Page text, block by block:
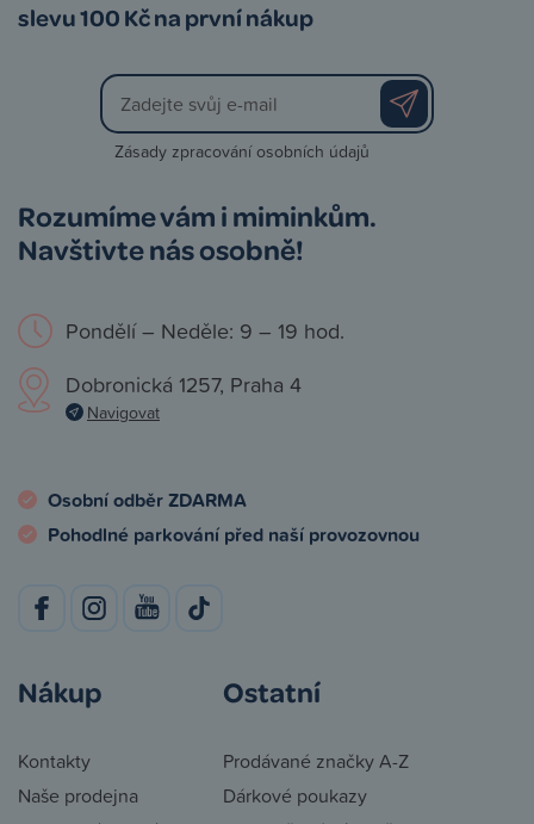
slevu 100 Kč na první nákup
Zásady zpracování osobních údajů
Rozumíme vám i miminkům.
Navštivte nás osobně!
Pondělí – Neděle: 9 – 19 hod.
Dobronická 1257, Praha 4
Navigovat
Osobní odběr ZDARMA
Pohodlné parkování před naší provozovnou
Nákup
Kontakty
Naše prodejna
Ostatní
Prodávané značky A-Z
Dárkové poukazy